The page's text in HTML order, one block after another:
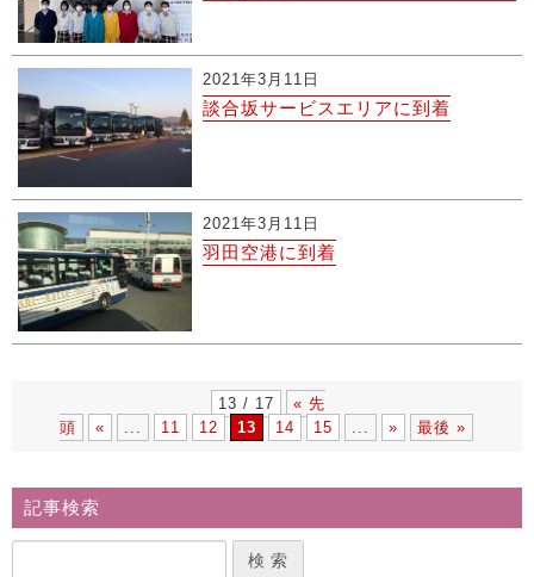
2021年3月11日
談合坂サービスエリアに到着
2021年3月11日
羽田空港に到着
13 / 17
« 先
頭
« ... 11 12 13 14 15 ... » 最後 »
記事検索